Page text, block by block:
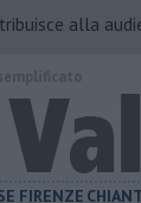
alla
FIRENZE